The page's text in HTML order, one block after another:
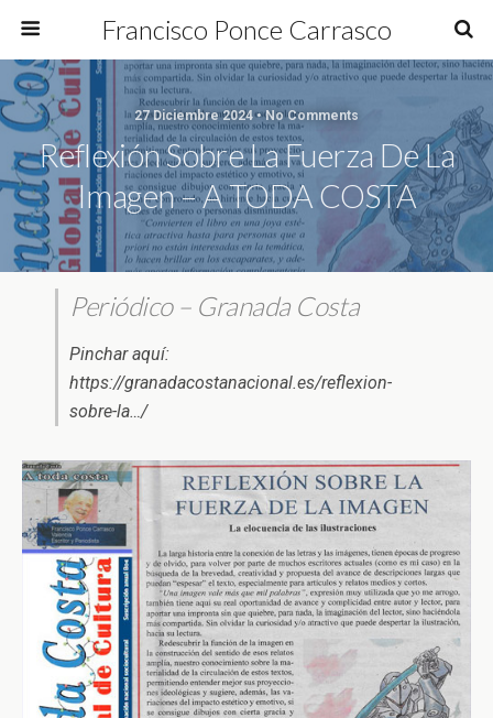
Francisco Ponce Carrasco
27 Diciembre 2024 • No Comments
Reflexión Sobre La Fuerza De La
Imagen – A TODA COSTA
Periódico – Granada Costa
Pinchar aquí:
https://granadacostanacional.es/reflexion-
sobre-la…/